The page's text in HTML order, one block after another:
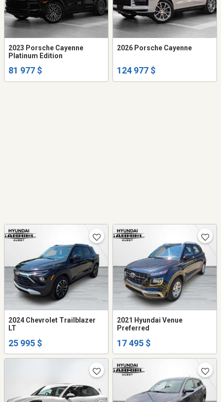
2023 Porsche Cayenne
Platinum Edition
81 977 $
2026 Porsche Cayenne
124 977 $
2024 Chevrolet Trailblazer
LT
25 995 $
2021 Hyundai Venue
Preferred
17 495 $